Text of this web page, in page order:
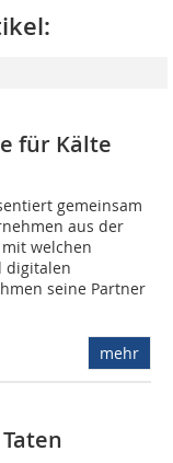
für Kälte
gemeinsam
aus der
welchen
digitalen
seine Partner
mehr